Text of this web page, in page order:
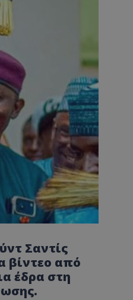
Σαντίς
βίντεο από
έδρα στη